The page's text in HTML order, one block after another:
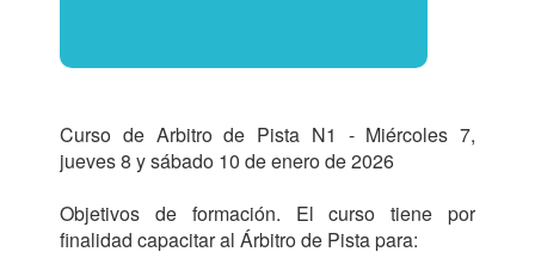
Curso de Arbitro de Pista N1 - Miércoles 7,
jueves 8 y sábado 10 de enero de 2026
Objetivos de formación. El curso tiene por
finalidad capacitar al Árbitro de Pista para: